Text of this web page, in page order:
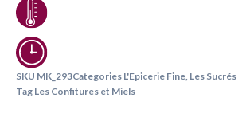
SKU MK_293Categories L'Epicerie Fine Les Sucrés
Tag Les Confitures et Miels